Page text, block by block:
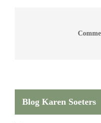
Blog Karen Soeters